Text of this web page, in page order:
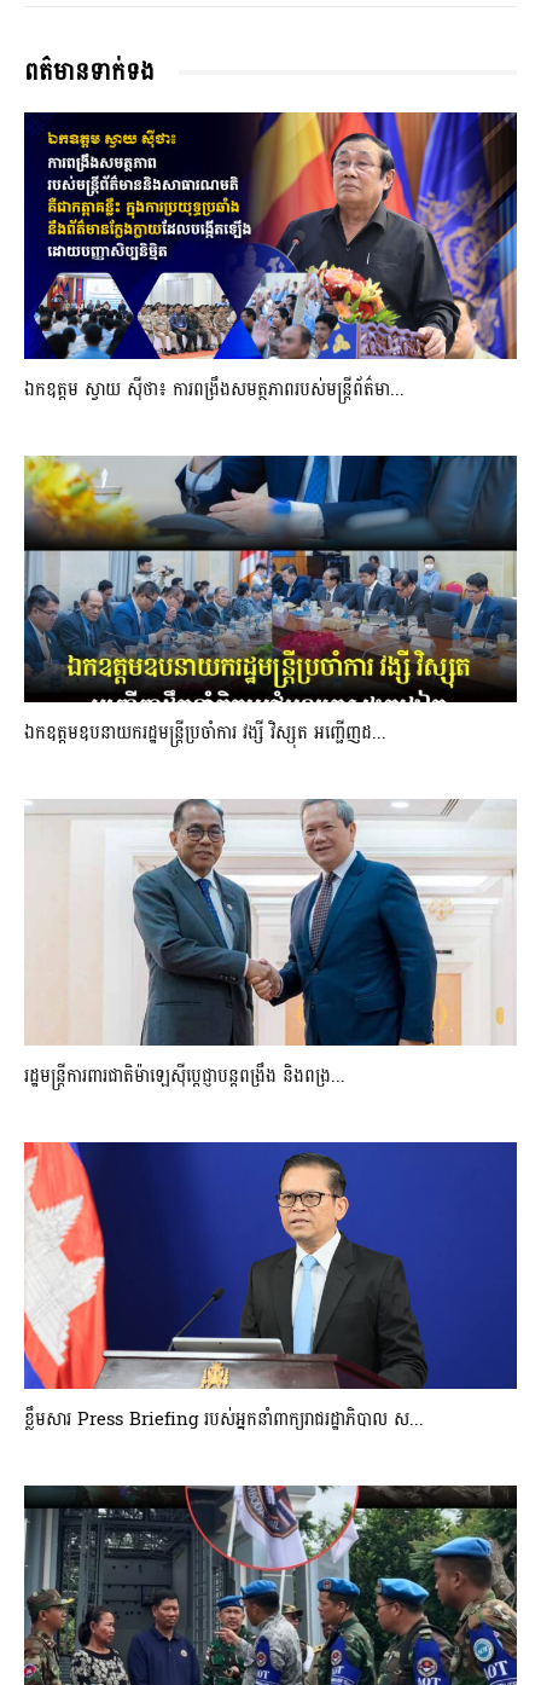
ពត៌មានទាក់ទង
ឯកឧត្តម ស្វាយ ស៊ីថា៖ ការពង្រឹងសមត្ថភាពរបស់មន្ត្រីព័ត៌មា...
ឯកឧត្តមឧបនាយករដ្ឋមន្រ្តីប្រចាំការ វង្សី វិស្សុត អញ្ជើញដ...
រដ្ឋមន្ត្រីការពារជាតិម៉ាឡេស៊ីប្ដេជ្ញាបន្តពង្រឹង និងពង្រ...
ខ្លឹមសារ Press Briefing របស់អ្នកនាំពាក្យរាជរដ្ឋាភិបាល ស...